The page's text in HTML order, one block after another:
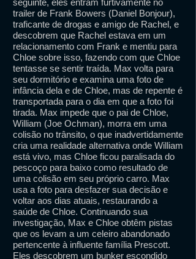
seguinte, eles entram furtivamente no
trailer de Frank Bowers (Daniel Bonjour),
traficante de drogas e amigo de Rachel, e
descobrem que Rachel estava em um
relacionamento com Frank e mentiu para
Chloe sobre isso, fazendo com que Chloe
tentasse se sentir traída. Max volta para
seu dormitório e examina uma foto de
infância dela e de Chloe, mas de repente é
transportada para o dia em que a foto foi
tirada. Max impede que o pai de Chloe,
William (Joe Ochman), morra em uma
colisão no trânsito, o que inadvertidamente
cria uma realidade alternativa onde William
está vivo, mas Chloe ficou paralisada do
pescoço para baixo como resultado de
uma colisão em seu próprio carro. Max
usa a foto para desfazer sua decisão e
voltar aos dias atuais, restaurando a
saúde de Chloe. Continuando sua
investigação, Max e Chloe obtêm pistas
que os levam a um celeiro abandonado
pertencente à influente família Prescott.
Eles descobrem um bunker escondido